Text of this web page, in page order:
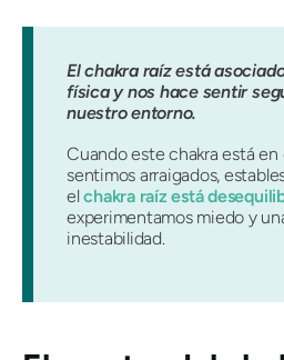
El chakra raíz está
física y nos hace sentir
nuestro entorno.
Cuando este chakra está en
sentimos arraigados,
elchakra raíz está
experimentamos miedo y
inestabilidad.